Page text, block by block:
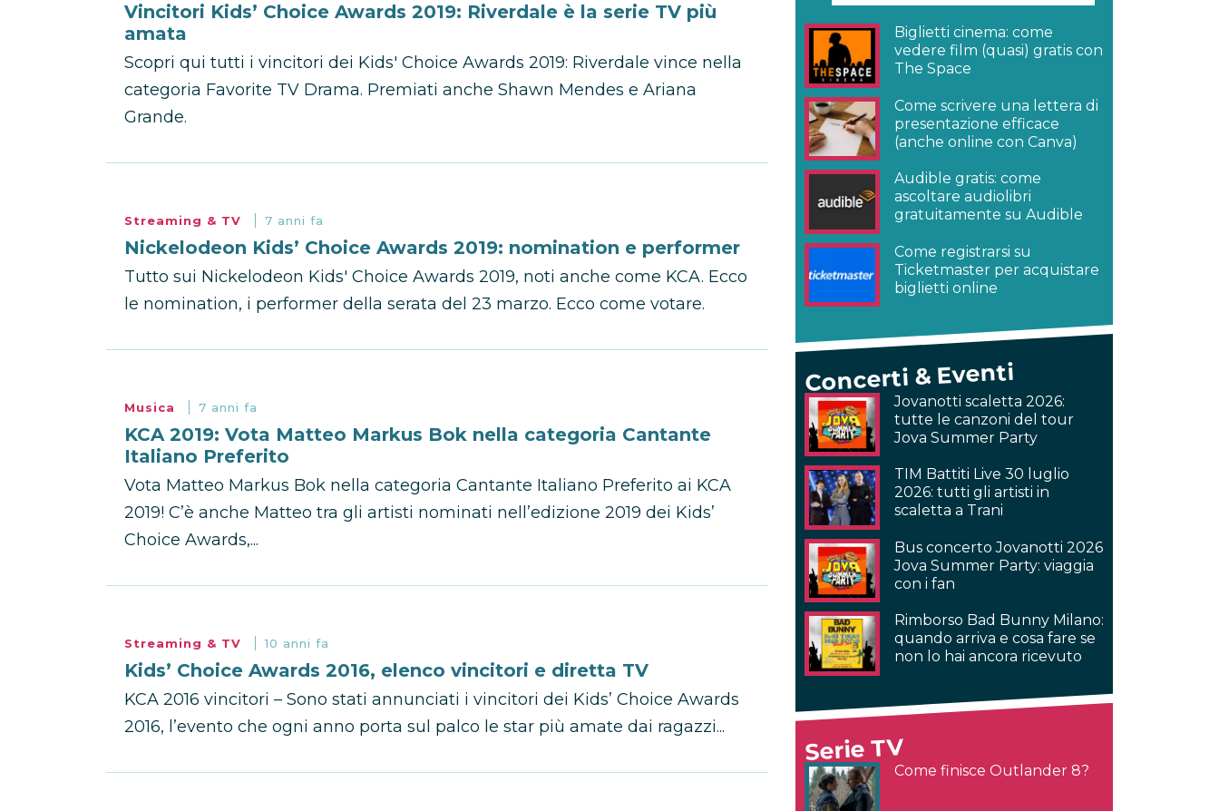
Vincitori Kids’ Choice Awards 2019: Riverdale è la serie TV più
amata
Scopri qui tutti i vincitori dei Kids' Choice Awards 2019: Riverdale vince nella
categoria Favorite TV Drama. Premiati anche Shawn Mendes e Ariana
Grande.
Streaming & TV 7 anni fa
Nickelodeon Kids’ Choice Awards 2019: nomination e performer
Tutto sui Nickelodeon Kids' Choice Awards 2019, noti anche come KCA. Ecco
le nomination, i performer della serata del 23 marzo. Ecco come votare.
Musica 7 anni fa
KCA 2019: Vota Matteo Markus Bok nella categoria Cantante
Italiano Preferito
Vota Matteo Markus Bok nella categoria Cantante Italiano Preferito ai KCA
2019! C’è anche Matteo tra gli artisti nominati nell’edizione 2019 dei Kids’
Choice Awards,...
Streaming & TV 10 anni fa
Kids’ Choice Awards 2016, elenco vincitori e diretta TV
KCA 2016 vincitori – Sono stati annunciati i vincitori dei Kids’ Choice Awards
2016, l’evento che ogni anno porta sul palco le star più amate dai ragazzi...
Biglietti cinema: come
vedere film (quasi) gratis con
The Space
Come scrivere una lettera di
presentazione efficace
(anche online con Canva)
Audible gratis: come
ascoltare audiolibri
gratuitamente su Audible
Come registrarsi su
Ticketmaster per acquistare
biglietti online
Concerti & Eventi
Jovanotti scaletta 2026:
tutte le canzoni del tour
Jova Summer Party
TIM Battiti Live 30 luglio
2026: tutti gli artisti in
scaletta a Trani
Bus concerto Jovanotti 2026
Jova Summer Party: viaggia
con i fan
Rimborso Bad Bunny Milano:
quando arriva e cosa fare se
non lo hai ancora ricevuto
Serie TV
Come finisce Outlander 8?